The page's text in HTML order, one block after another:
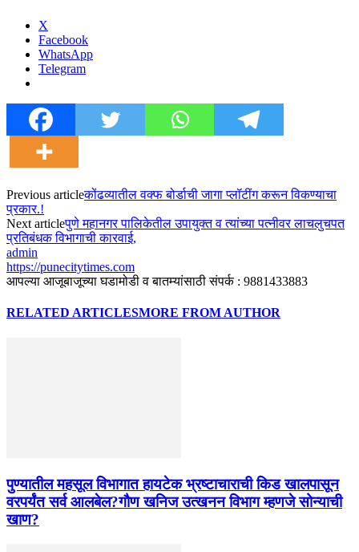
X
Facebook
WhatsApp
Telegram
Previous articleकोंढव्यातील वक्फ बोर्डाची जागा प्लॉटींग करून विकण्याचा
प्रकार.!
Next articleपुणे महानगर पालिकेतील उपायुक्त व त्यांच्या पत्नीवर लाचलुचपत
प्रतिबंधक विभागाची कारवाई,
admin
https://punecitytimes.com
आपल्या आजूबाजूच्या घडामोडी व बातम्यांसाठी संपर्क : 9881433883
RELATED ARTICLESMORE FROM AUTHOR
पुण्यातील महसूल विभागात हायटेक भ्रष्टाचाराची किड खालपासून
वरपर्यंत सर्व आलबेल?गौण खनिज उत्खनन विभाग म्हणजे सोन्याची
खाण?